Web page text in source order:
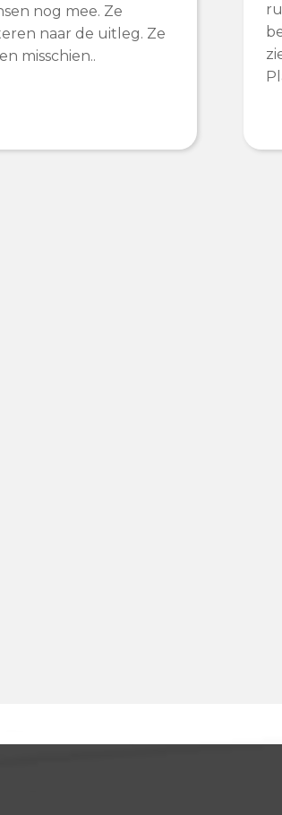
nog mee. Ze
naar de uitleg. Ze
misschien..